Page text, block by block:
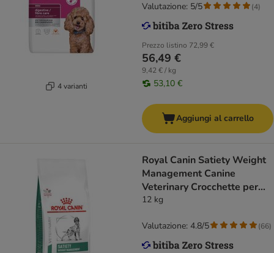
4 varianti
Prezzo listino 72,99 €
56,49 €
9,42 € / kg
53,10 €
Valutazione: 5/5 (4)
Aggiungi al carrello
Royal Canin Satiety Weight
Management Canine
Veterinary Crocchette per
cani
12 kg
Valutazione: 4.8/5 (66)